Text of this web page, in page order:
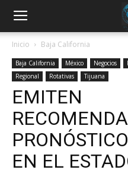
Inicio Baja California
Baja California México Negocios
Regional
Rotativas Tijuana
EMITEN
EN EL